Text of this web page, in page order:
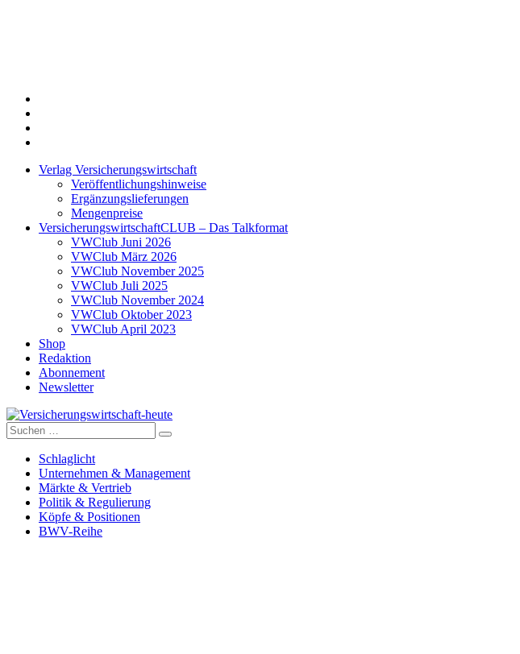
Verlag Versicherungswirtschaft
Veröffentlichungshinweise
Ergänzungslieferungen
Mengenpreise
VersicherungswirtschaftCLUB – Das Talkformat
VWClub Juni 2026
VWClub März 2026
VWClub November 2025
VWClub Juli 2025
VWClub November 2024
VWClub Oktober 2023
VWClub April 2023
Shop
Redaktion
Abonnement
Newsletter
Versicherungswirtschaft-heute
Suche
nach:
Schlaglicht
Unternehmen & Management
Märkte & Vertrieb
Politik & Regulierung
Köpfe & Positionen
BWV-Reihe